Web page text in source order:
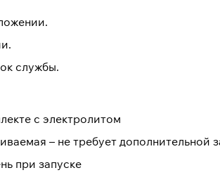
службы.
с электролитом
– не требует дополнительной
при запуске